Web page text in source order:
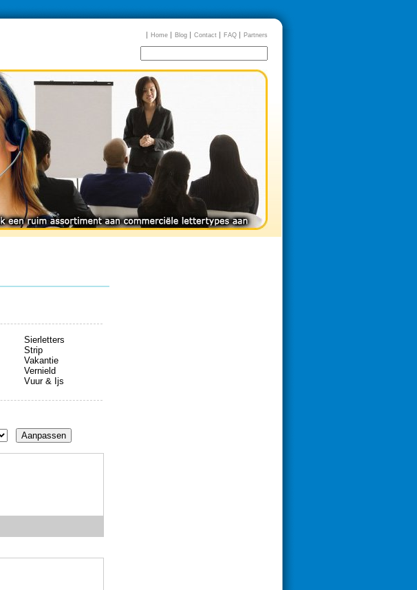
Home Blog Contact FAQ Partners
Sierletters
Strip
Vakantie
Vernield
Vuur & Ijs